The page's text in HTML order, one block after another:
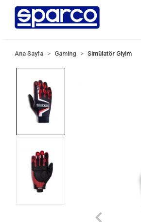
Ana Sayfa Gaming Simülatör Giyim